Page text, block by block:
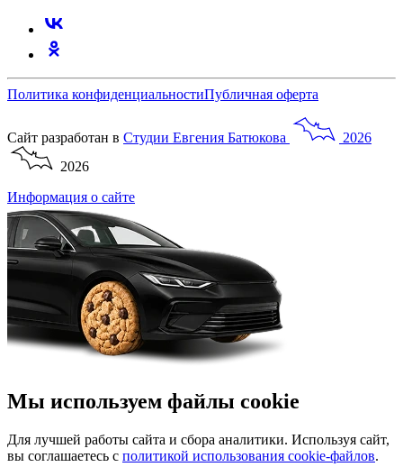
Политика конфиденциальностиПубличная оферта
Сайт разработан в Студии Евгения Батюкова
2026
2026
Информация о сайте
Мы используем файлы cookie
Для лучшей работы сайта и сбора аналитики. Используя сайт,
вы соглашаетесь с политикой использования cookie-файлов.